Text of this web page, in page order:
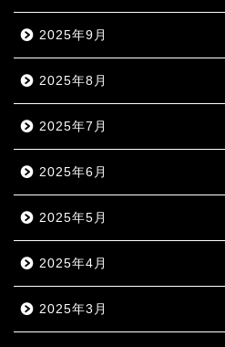
2025年9月
2025年8月
2025年7月
2025年6月
2025年5月
2025年4月
2025年3月